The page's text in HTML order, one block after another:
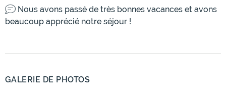
Nous avons passé de très bonnes vacances et avons
beaucoup apprécié notre séjour !
GALERIE DE PHOTOS